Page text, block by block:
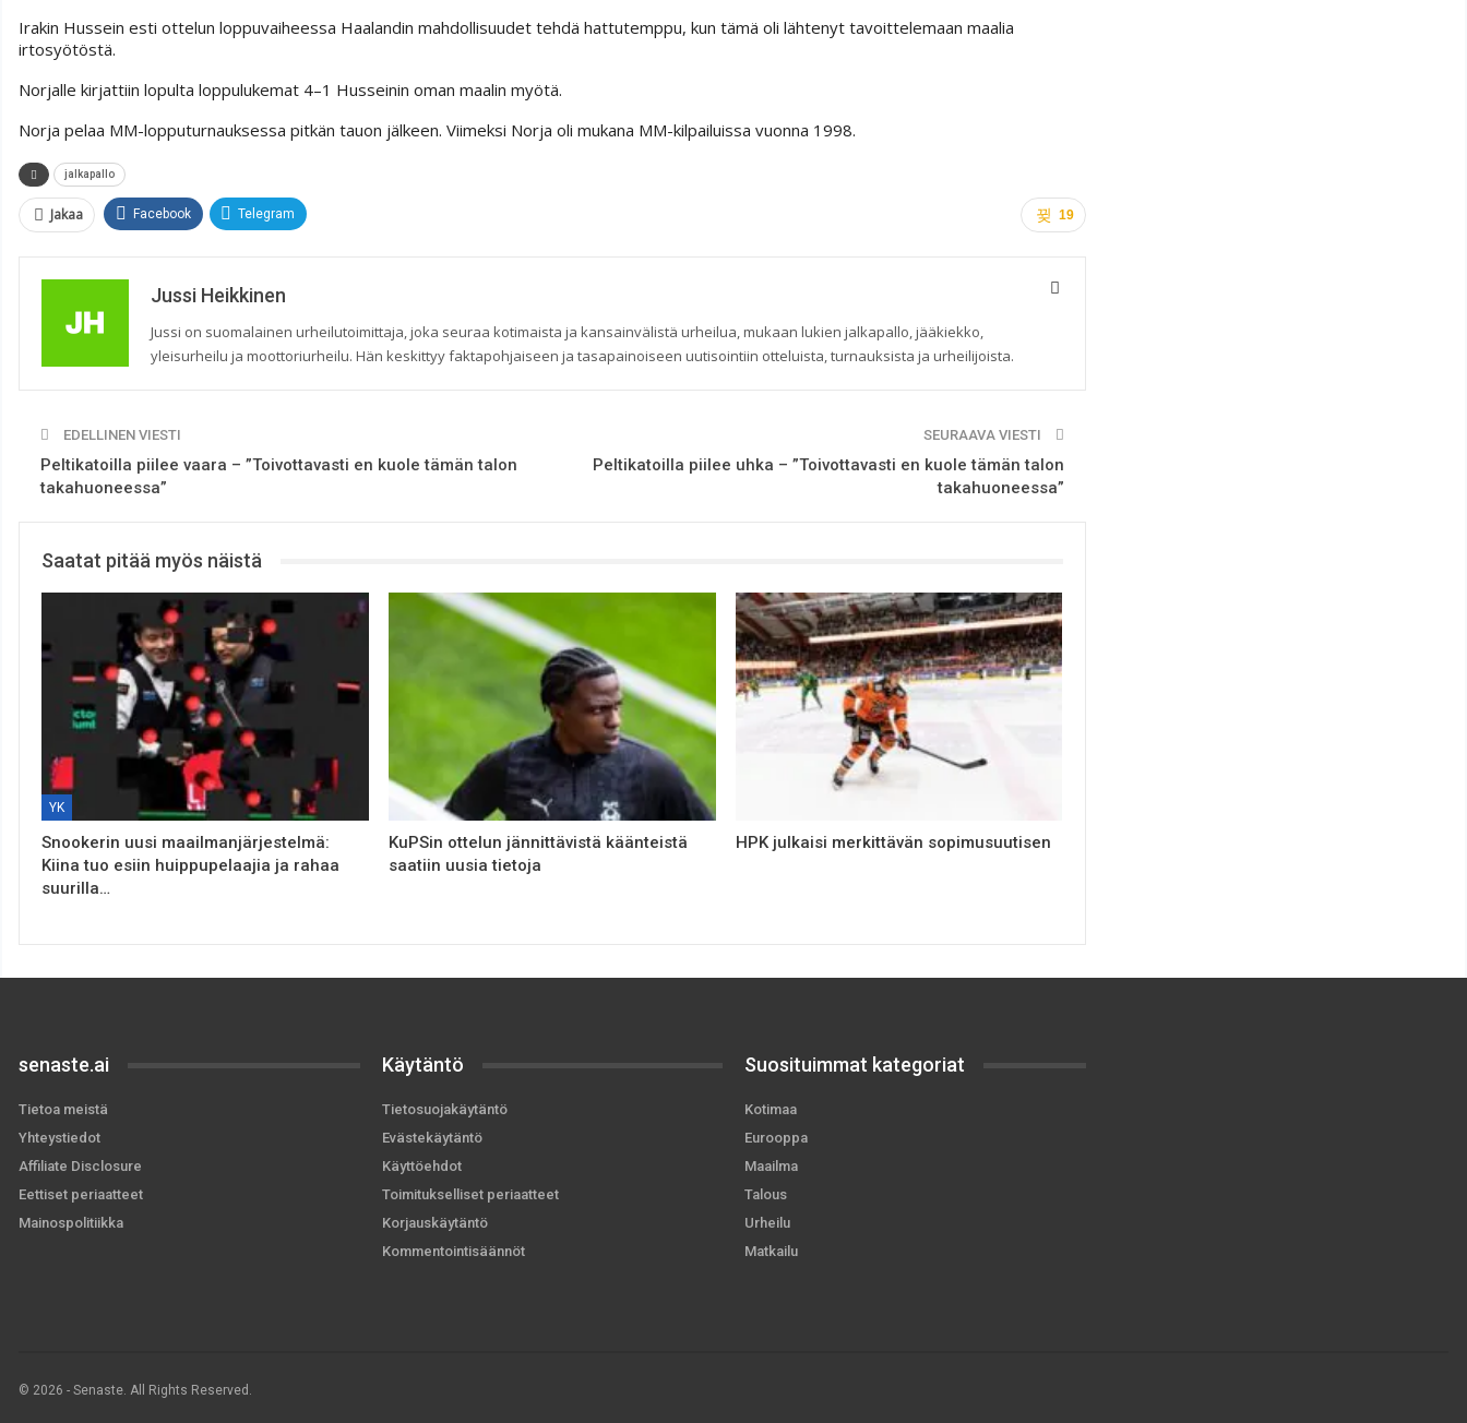
Irakin Hussein esti ottelun loppuvaiheessa Haalandin mahdollisuudet tehdä hattutemppu, kun tämä oli lähtenyt tavoittelemaan maalia
irtosyötöstä.
Norjalle kirjattiin lopulta loppulukemat 4–1 Husseinin oman maalin myötä.
Norja pelaa MM-lopputurnauksessa pitkän tauon jälkeen. Viimeksi Norja oli mukana MM-kilpailuissa vuonna 1998.
jalkapallo
19
Jakaa Facebook Telegram
Jussi Heikkinen
Jussi on suomalainen urheilutoimittaja, joka seuraa kotimaista ja kansainvälistä urheilua, mukaan lukien jalkapallo, jääkiekko,
yleisurheilu ja moottoriurheilu. Hän keskittyy faktapohjaiseen ja tasapainoiseen uutisointiin otteluista, turnauksista ja urheilijoista.
EDELLINEN VIESTI
Peltikatoilla piilee vaara – ”Toivottavasti en kuole tämän talon
takahuoneessa”
SEURAAVA VIESTI
Peltikatoilla piilee uhka – ”Toivottavasti en kuole tämän talon
takahuoneessa”
Saatat pitää myös näistä
YK
Snookerin uusi maailmanjärjestelmä:
Kiina tuo esiin huippupelaajia ja rahaa
suurilla…
KuPSin ottelun jännittävistä käänteistä
saatiin uusia tietoja
HPK julkaisi merkittävän sopimusuutisen
senaste.ai
Tietoa meistä
Yhteystiedot
Affiliate Disclosure
Eettiset periaatteet
Mainospolitiikka
Käytäntö
Tietosuojakäytäntö
Evästekäytäntö
Käyttöehdot
Toimitukselliset periaatteet
Korjauskäytäntö
Kommentointisäännöt
Suosituimmat kategoriat
Kotimaa
Eurooppa
Maailma
Talous
Urheilu
Matkailu
© 2026 - Senaste. All Rights Reserved.